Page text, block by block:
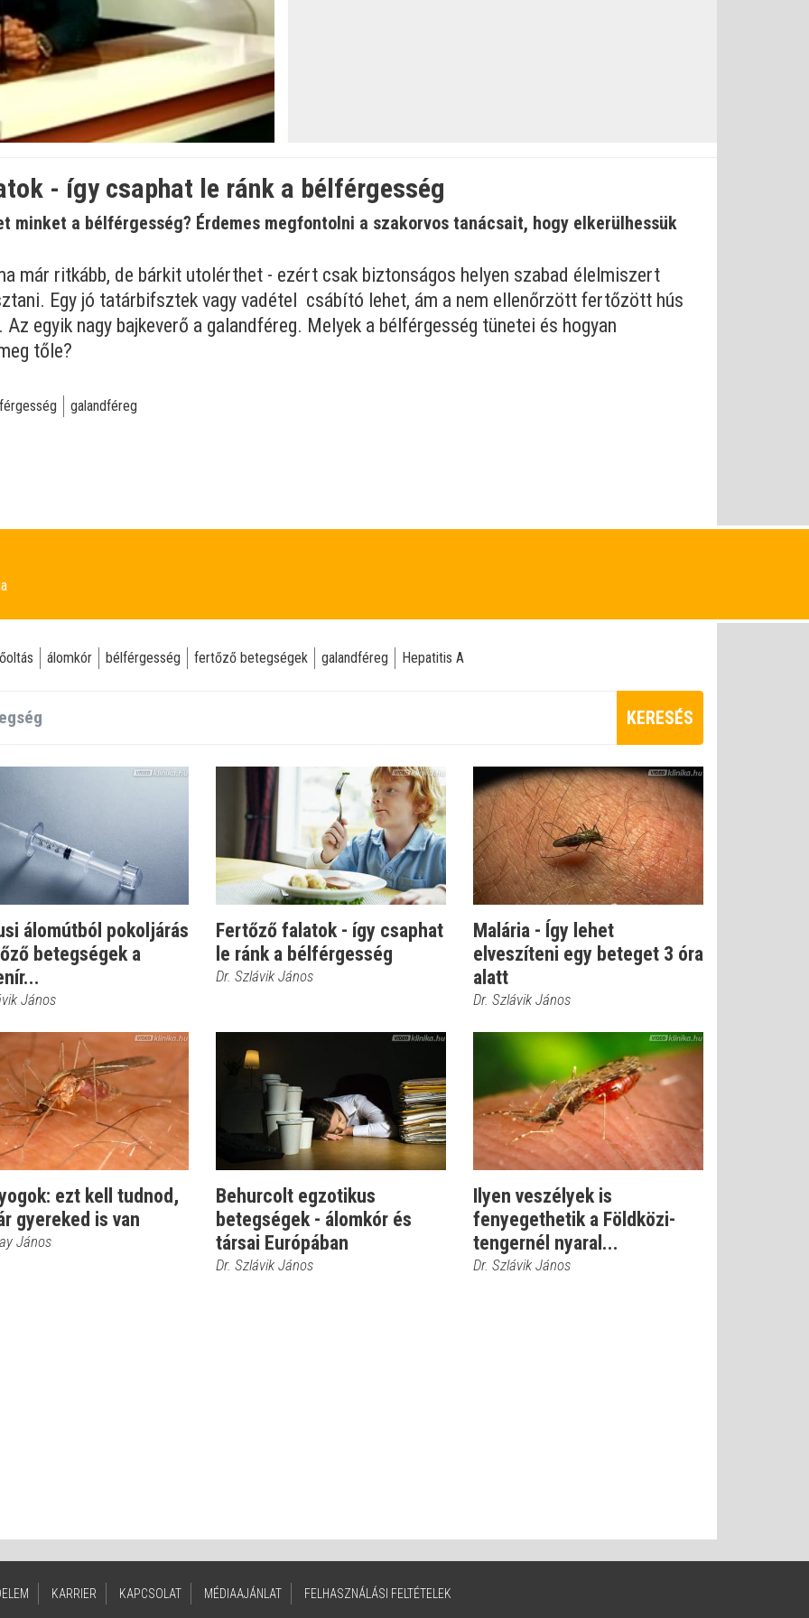
- így csaphat le ránk a bélférgesség
minket a bélférgesség? Érdemes megfontolni a szakorvos tanácsait, hogy elkerülhessük
már ritkább, de bárkit utolérthet - ezért csak biztonságos helyen szabad élelmiszert
Egy jó tatárbifsztek vagy vadétel csábító lehet, ám a nem ellenőrzött fertőzött hús
egyik nagy bajkeverő a galandféreg. Melyek a bélférgesség tünetei és hogyan
tőle?
galandféreg
álomkór bélférgesség fertőző betegségek galandféreg Hepatitis A
KERESÉS
álomútból pokoljárás
betegségek a
János
Fertőző falatok - így csaphat
le ránk a bélférgesség
Dr. Szlávik János
Malária - Így lehet
elveszíteni egy beteget 3 óra
alatt
Dr. Szlávik János
ezt kell tudnod,
gyereked is van
János
Behurcolt egzotikus
betegségek - álomkór és
társai Európában
Dr. Szlávik János
Ilyen veszélyek is
fenyegethetik a Földközi-
tengernél nyaral...
Dr. Szlávik János
KARRIER KAPCSOLAT MÉDIAAJÁNLAT FELHASZNÁLÁSI FELTÉTELEK